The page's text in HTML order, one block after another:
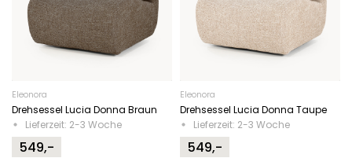
Eleonora
Drehsessel Lucia Donna Braun
Lieferzeit: 2-3 Woche
549,-
Eleonora
Drehsessel Lucia Donna Taupe
Lieferzeit: 2-3 Woche
549,-